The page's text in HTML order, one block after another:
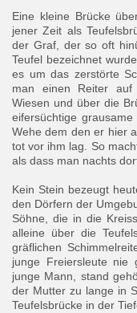
Eine kleine Brücke
jener Zeit als
der Graf, der so oft
Teufel bezeichnet
es um das zerstörte
man einen Reiter auf
Wiesen und über die
eifersüchtige
Wehe dem den er hier
tot vor ihm lag. So
als dass man nachts
Kein Stein bezeugt
den Dörfern der
Söhne, die in die
alleine über die
gräflichen
junge Freiersleute nie
junge Mann, stand
der Mutter zu lange in
Teufelsbrücke in der